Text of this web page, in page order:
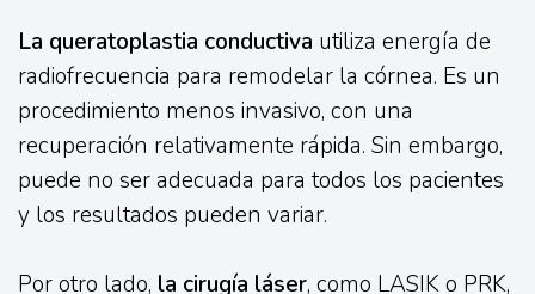
La queratoplastia conductiva utiliza energía de
radiofrecuencia para remodelar la córnea. Es un
procedimiento menos invasivo, con una
recuperación relativamente rápida. Sin embargo,
puede no ser adecuada para todos los pacientes
y los resultados pueden variar.
Por otro lado, la cirugía láser, como LASIK o PRK,